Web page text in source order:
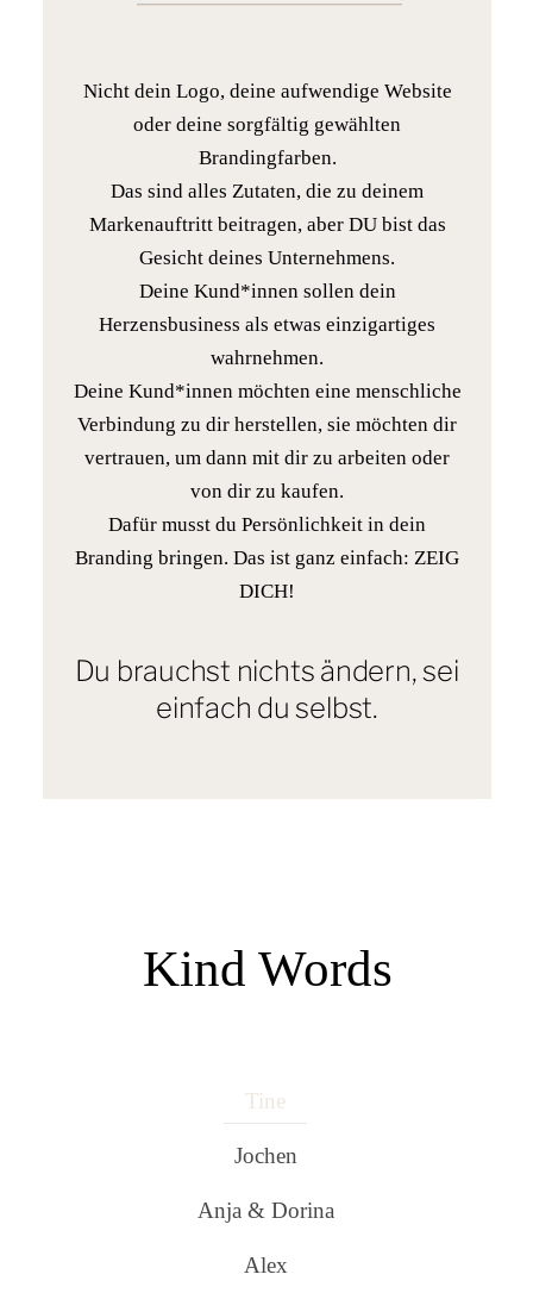
Nicht dein Logo, deine aufwendige Website
oder deine sorgfältig gewählten
Brandingfarben.
Das sind alles Zutaten, die zu deinem
Markenauftritt beitragen, aber DU bist das
Gesicht deines Unternehmens.
Deine Kund*innen sollen dein
Herzensbusiness als etwas einzigartiges
wahrnehmen.
Deine Kund*innen möchten eine menschliche
Verbindung zu dir herstellen, sie möchten dir
vertrauen, um dann mit dir zu arbeiten oder
von dir zu kaufen.
Dafür musst du Persönlichkeit in dein
Branding bringen. Das ist ganz einfach: ZEIG
DICH!
Du brauchst nichts ändern, sei
einfach du selbst.
Kind Words
Tine
Jochen
Anja & Dorina
Alex